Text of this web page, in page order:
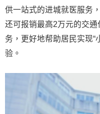
供一站式的进城就医服务
还可报销最高2万元的交
务，更好地帮助居民实现“
验。